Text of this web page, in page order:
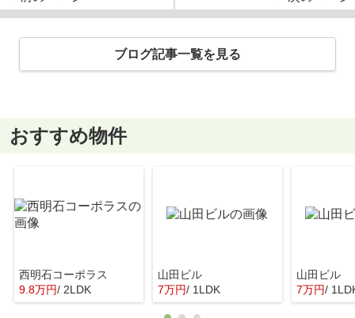
ブログ記事一覧を見る
おすすめ物件
西明石コーポラス
9.8万円/ 2LDK
山田ビル
7万円/ 1LDK
山田ビル
7万円/